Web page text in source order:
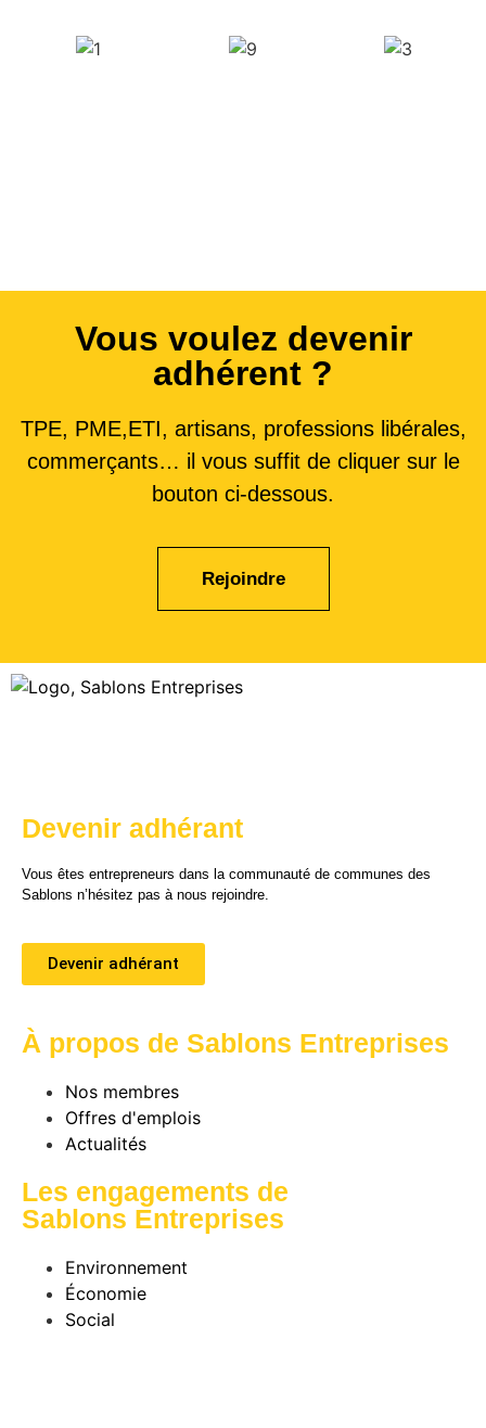
Vous voulez devenir
adhérent ?
TPE, PME,ETI, artisans, professions libérales,
commerçants… il vous suffit de cliquer sur le
bouton ci-dessous.
Rejoindre
Les engagements de
Sablons Entreprises
Environnement
Économie
Social
À propos de Sablons Entreprises
Nos membres
Offres d'emplois
Actualités
Devenir adhérant
Vous êtes entrepreneurs dans la communauté de communes des
Sablons n’hésitez pas à nous rejoindre.
Devenir adhérant